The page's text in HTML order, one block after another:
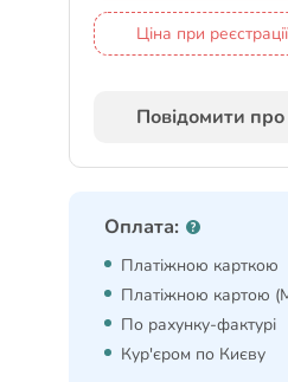
Ціна при
Повідомити про
Оплата:
Платіжною карткою
Платіжною картою
По рахунку-фактурі
Кур'єром по Києву